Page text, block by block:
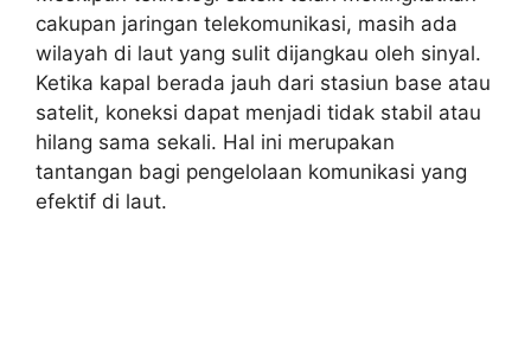
cakupan jaringan telekomunikasi, masih ada
wilayah di laut yang sulit dijangkau oleh sinyal.
Ketika kapal berada jauh dari stasiun base atau
satelit, koneksi dapat menjadi tidak stabil atau
hilang sama sekali. Hal ini merupakan
tantangan bagi pengelolaan komunikasi yang
efektif di laut.